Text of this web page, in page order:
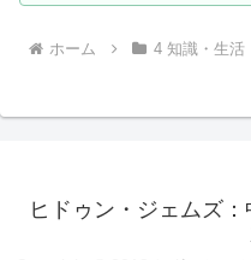
ホーム 4 知識・生活
ヒドゥン・ジェムズ